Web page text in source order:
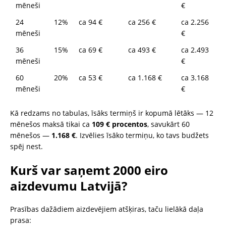
mēneši
€
24
mēneši
12% ca 94 € ca 256 €
ca 2.256
€
36
mēneši
15% ca 69 € ca 493 €
ca 2.493
€
60
mēneši
20% ca 53 € ca 1.168 €
ca 3.168
€
Kā redzams no tabulas, īsāks termiņš ir kopumā lētāks — 12
mēnešos maksā tikai ca 109 € procentos, savukārt 60
mēnešos — 1.168 €. Izvēlies īsāko termiņu, ko tavs budžets
spēj nest.
Kurš var saņemt 2000 eiro
aizdevumu Latvijā?
Prasības dažādiem aizdevējiem atšķiras, taču lielākā daļa
prasa: